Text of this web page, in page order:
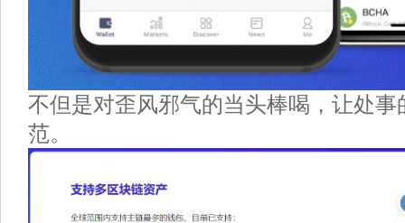
不但是对歪风邪气的当头棒喝，让处事
范。